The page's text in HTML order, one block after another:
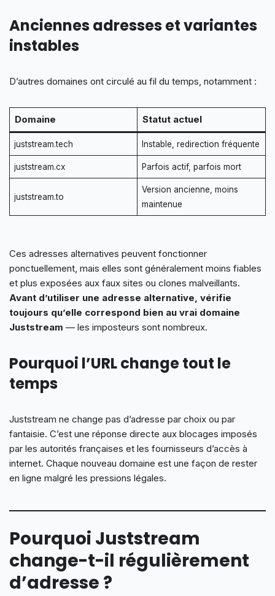
Anciennes adresses et variantes
instables
D’autres domaines ont circulé au fil du temps, notamment :
Domaine Statut actuel
juststream.tech Instable, redirection fréquente
juststream.cx Parfois actif, parfois mort
juststream.to
Version ancienne, moins
maintenue
Ces adresses alternatives peuvent fonctionner
ponctuellement, mais elles sont généralement moins fiables
et plus exposées aux faux sites ou clones malveillants.
Avant d’utiliser une adresse alternative, vérifie
toujours qu’elle correspond bien au vrai domaine
Juststream — les imposteurs sont nombreux.
Pourquoi l’URL change tout le
temps
Juststream ne change pas d’adresse par choix ou par
fantaisie. C’est une réponse directe aux blocages imposés
par les autorités françaises et les fournisseurs d’accès à
internet. Chaque nouveau domaine est une façon de rester
en ligne malgré les pressions légales.
Pourquoi Juststream
change-t-il régulièrement
d’adresse ?